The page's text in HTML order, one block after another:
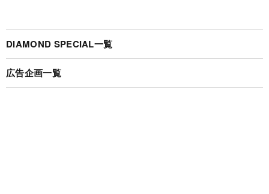
DIAMOND SPECIAL一覧
広告企画一覧